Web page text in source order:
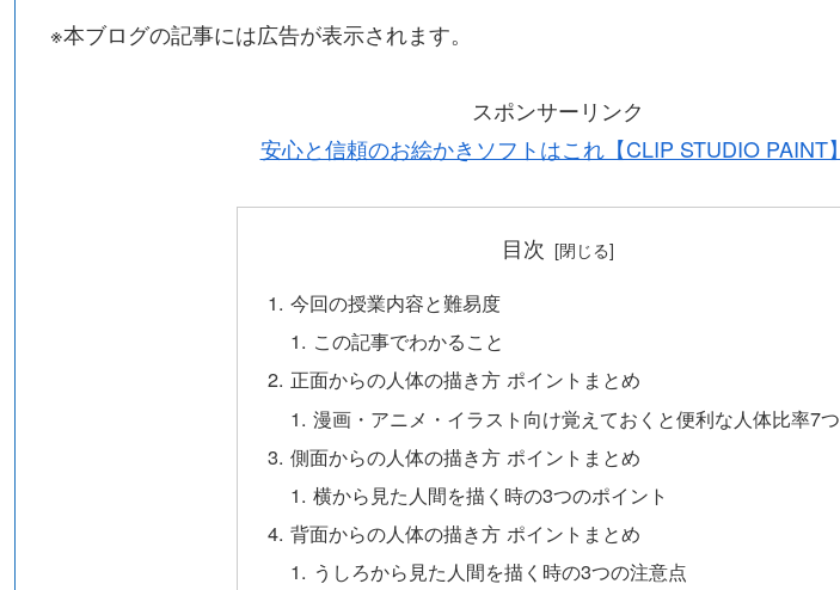
※本ブログの記事には広告が表示されます。
スポンサーリンク
安心と信頼のお絵かきソフトはこれ【CLIP STUDIO PAINT】
目次
今回の授業内容と難易度
この記事でわかること
正面からの人体の描き方 ポイントまとめ
漫画・アニメ・イラスト向け覚えておくと便利な人体比率7つ
側面からの人体の描き方 ポイントまとめ
横から見た人間を描く時の3つのポイント
背面からの人体の描き方 ポイントまとめ
うしろから見た人間を描く時の3つの注意点